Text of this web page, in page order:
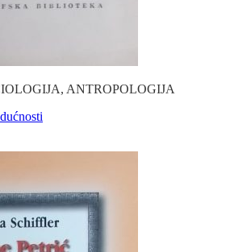
ANTROPOLOGIJA